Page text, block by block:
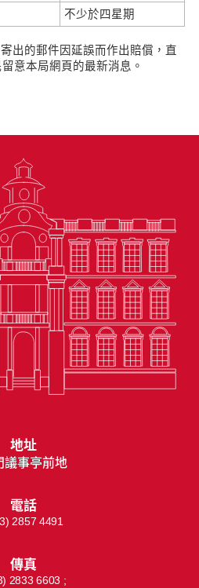
不少於四星期
的郵件因延誤而作出賠償，直
意本局網頁的最新消息。
地址
議事亭前地
電話
2857 4491
傳真
2833 6603 ;